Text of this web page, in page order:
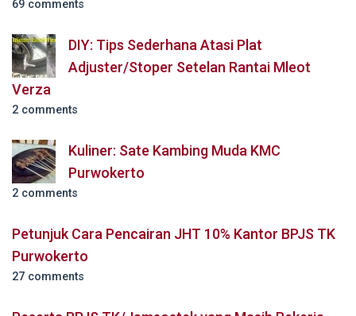
69 comments
DIY: Tips Sederhana Atasi Plat
Adjuster/Stoper Setelan Rantai Mleot
Verza
2 comments
Kuliner: Sate Kambing Muda KMC
Purwokerto
2 comments
Petunjuk Cara Pencairan JHT 10% Kantor BPJS TK
Purwokerto
27 comments